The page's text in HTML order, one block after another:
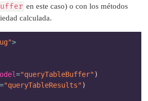
en este caso) o con los métodos
calculada.
>
="queryTableBuffer")
="queryTableResults")